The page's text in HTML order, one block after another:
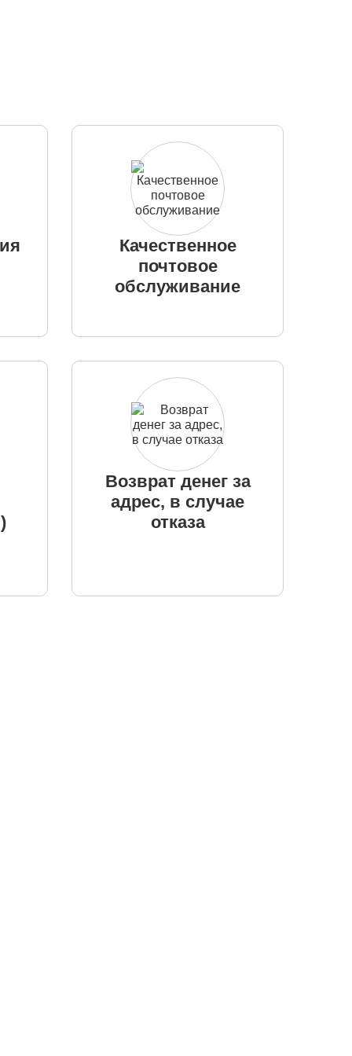
Качественное
почтовое
обслуживание
Возврат денег за
адрес, в случае
отказа